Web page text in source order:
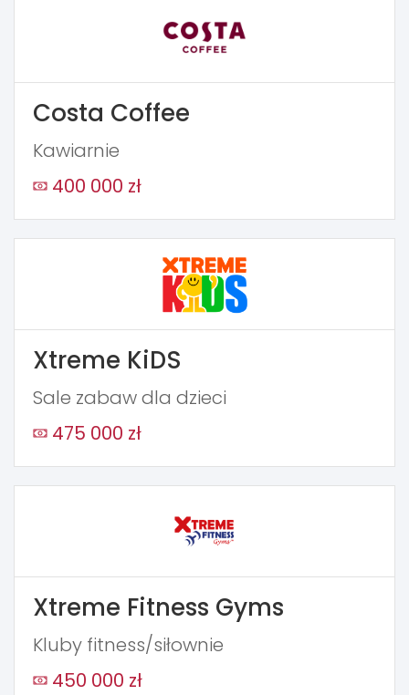
Costa Coffee
Kawiarnie
400 000 zł
Xtreme KiDS
Sale zabaw dla dzieci
475 000 zł
Xtreme Fitness Gyms
Kluby fitness/siłownie
450 000 zł